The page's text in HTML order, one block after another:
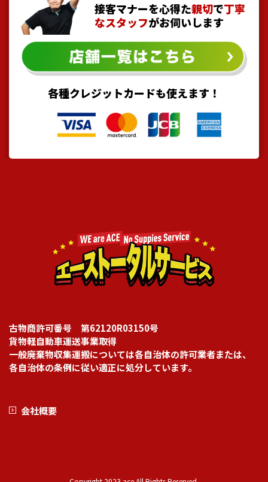
接客マナーを心得た親切で丁寧
なスタッフがお伺いします
各種クレジットカードも使えます！
古物商許可番号 第62120R03150号
貨物軽自動車運送事業取得
一般廃棄物収集運搬については各自治体の許可業者または、
各自治体の条例に従い適正に処分しています。
会社概要